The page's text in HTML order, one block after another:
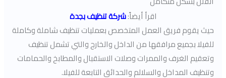
اقرأ أيضاً:شركة تنظيف بجدة
حيث يقوم فريق العمل المتخصص بعمليات تنظيف شاملة وكاملة
للفيلا بجميع مرافقها من الداخل والخارج والتي تشمل تنظيف
وتعقيم الغرف والممرات وصلات الاستقبال والمطابخ والحمامات
وتنظيف المداخل والسلالم والحدائق التابعة للفيلا.